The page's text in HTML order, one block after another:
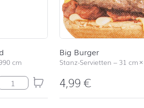
cm
Karo red Menge
Big Burger
Stanz-Servietten –31 cm×
4,99€